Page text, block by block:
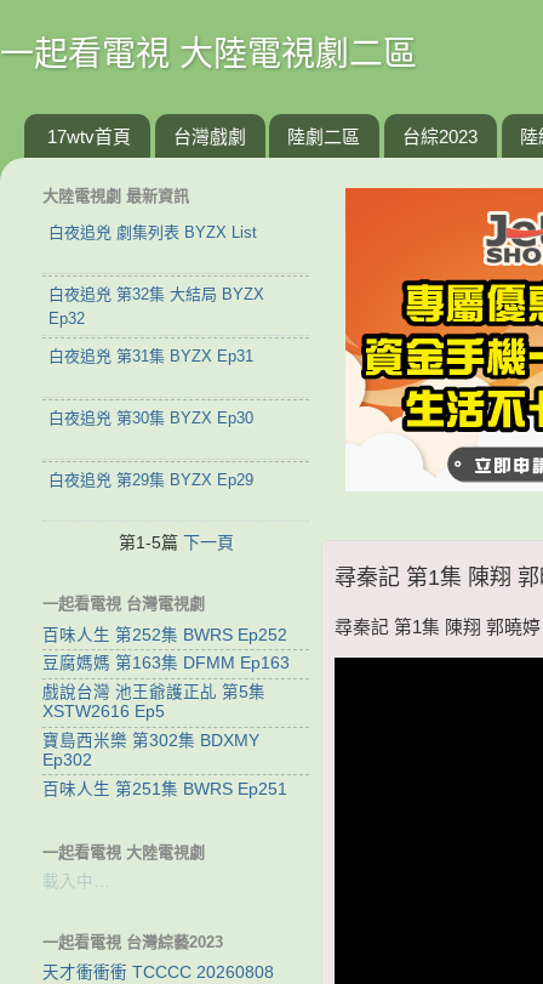
一起看電視 大陸電視劇二區
17wtv首頁 台灣戲劇 陸劇二區 台綜2023 陸
尋秦記 第1集 陳翔
尋秦記 第1集 陳翔 郭曉
大陸電視劇 最新資訊
白夜追兇 劇集列表 BYZX List
白夜追兇 第32集 大結局 BYZX
Ep32
白夜追兇 第31集 BYZX Ep31
白夜追兇 第30集 BYZX Ep30
白夜追兇 第29集 BYZX Ep29
第1-5篇 下一頁
一起看電視 台灣電視劇
百味人生 第252集 BWRS Ep252
豆腐媽媽 第163集 DFMM Ep163
戲說台灣 池王爺護正乩 第5集
XSTW2616 Ep5
寶島西米樂 第302集 BDXMY
Ep302
百味人生 第251集 BWRS Ep251
一起看電視 大陸電視劇
載入中…
一起看電視 台灣綜藝2023
天才衝衝衝 TCCCC 20260808